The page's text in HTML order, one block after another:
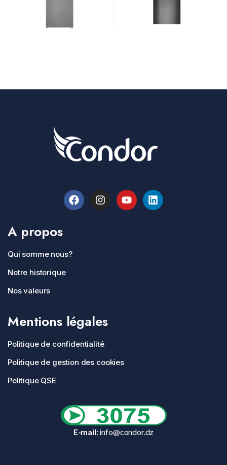
A propos
Qui somme nous?
Notre historique
Nos valeurs
Mentions légales
Politique de confidentialité
Politique de gestion des cookies
Politique QSE
E-mail:info@condor.dz